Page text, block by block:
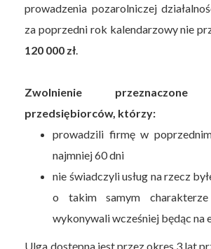
prowadzenia pozarolniczej
za poprzedni rok kalendarzowy nie
120 000 zł
Zwolnienie
przedsiębiorców, którzy:
prowadzili firmę w
najmniej 60 dni
nie świadczyli usług na rzecz
o takim samym
wykonywali wcześniej będąc na
Ulga dostępna jest przez okres 3 lat